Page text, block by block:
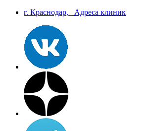
г. Краснодар, Aдреса клиник